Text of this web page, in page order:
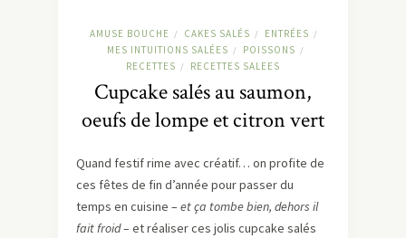
AMUSE BOUCHE / CAKES SALÉS / ENTRÉES /
MES INTUITIONS SALÉES / POISSONS /
RECETTES / RECETTES SALEES
Cupcake salés au saumon,
oeufs de lompe et citron vert
Quand festif rime avec créatif… on profite de
ces fêtes de fin d’année pour passer du
temps en cuisine –et ça tombe bien, dehors il
fait froid– et réaliser ces jolis cupcake salés